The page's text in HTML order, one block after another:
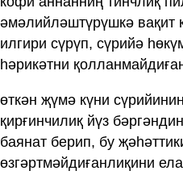
әмәлийләштүрүшкә вақит
илгири сүрүп, сүрийә
һәрикәтни
өткән җүмә күни
қирғинчилиқ йүз
баянат берип, бу
өзгәртмәйдиғанлиқини